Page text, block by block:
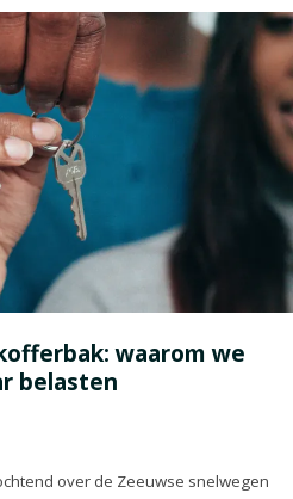
waarom we
belasten
over de Zeeuwse snelwegen